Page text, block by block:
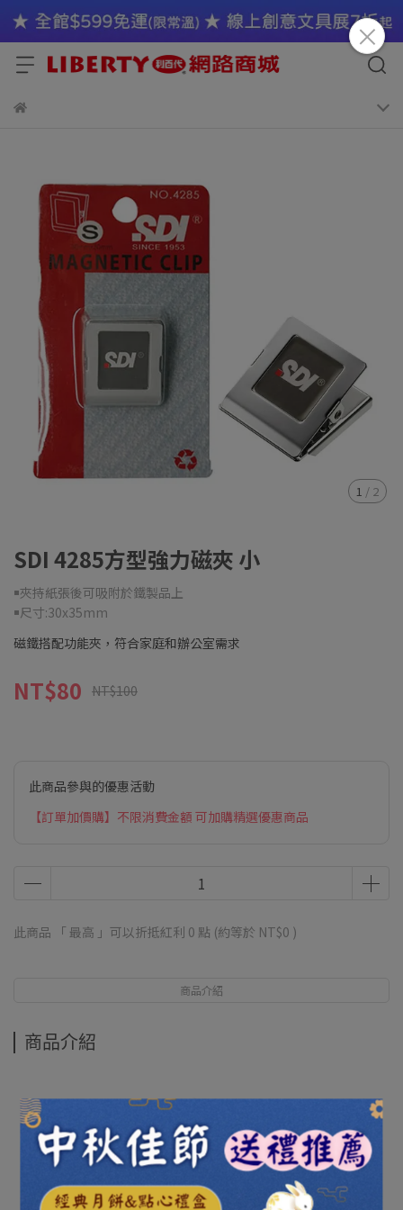
1 / 2
SDI 4285方型強力磁夾 小
￭夾持紙張後可吸附於鐵製品上
￭尺寸:30x35mm
磁鐵搭配功能夾，符合家庭和辦公室需求
NT$80 NT$100
此商品參與的優惠活動
【訂單加價購】不限消費金額 可加購精選優惠商品
此商品 「 最高 」可以折抵紅利 0 點 (約等於 NT$0 )
商品介紹
商品介紹